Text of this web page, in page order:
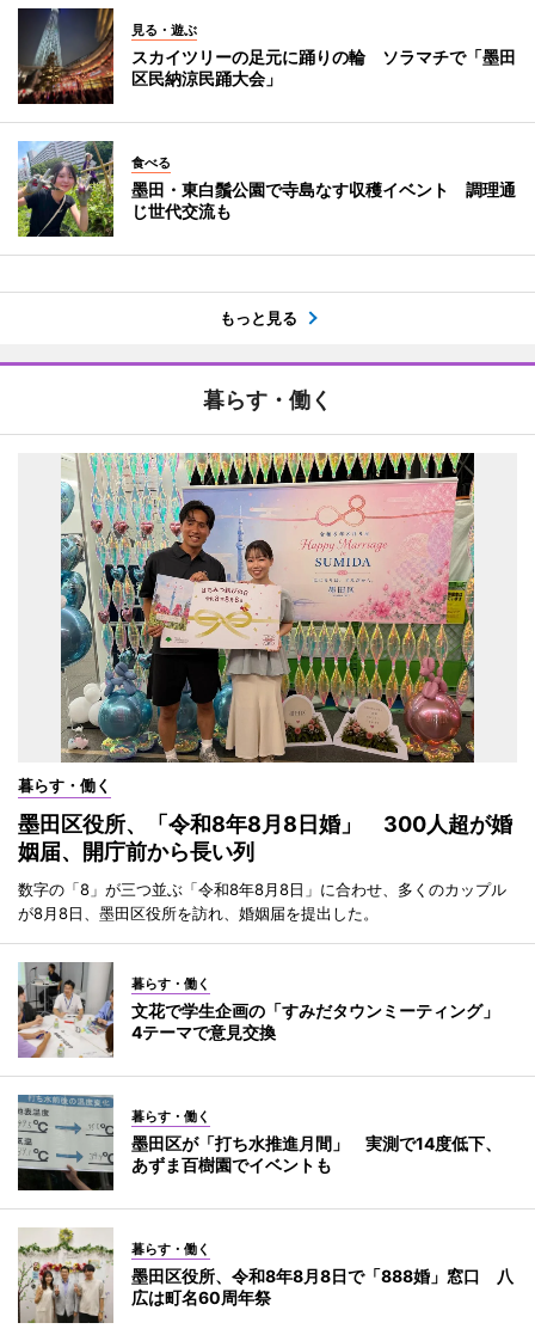
見る・遊ぶ
スカイツリーの足元に踊りの輪 ソラマチで「墨田
区民納涼民踊大会」
食べる
墨田・東白鬚公園で寺島なす収穫イベント 調理通
じ世代交流も
もっと見る
暮らす・働く
暮らす・働く
墨田区役所、「令和8年8月8日婚」 300人超が婚
姻届、開庁前から長い列
数字の「8」が三つ並ぶ「令和8年8月8日」に合わせ、多くのカップル
が8月8日、墨田区役所を訪れ、婚姻届を提出した。
暮らす・働く
文花で学生企画の「すみだタウンミーティング」
4テーマで意見交換
暮らす・働く
墨田区が「打ち水推進月間」 実測で14度低下、
あずま百樹園でイベントも
暮らす・働く
墨田区役所、令和8年8月8日で「888婚」窓口 八
広は町名60周年祭